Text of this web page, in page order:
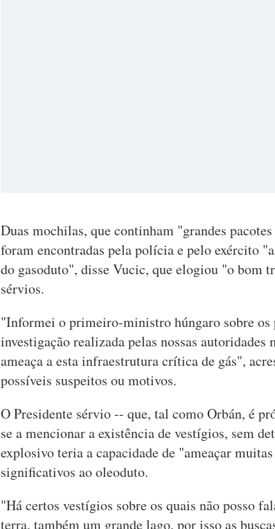
Duas mochilas, que continham "grandes
foram encontradas pela polícia e pelo exército
do gasoduto", disse Vucic, que elogiou "o bom
sérvios.
"Informei o primeiro-ministro húngaro sobre os
investigação realizada pelas nossas
ameaça a esta infraestrutura crítica de gás",
possíveis suspeitos ou motivos.
O Presidente sérvio -- que, tal como Orbán, é
se a mencionar a existência de vestígios, sem
explosivo teria a capacidade de "ameaçar
significativos ao oleoduto.
"Há certos vestígios sobre os quais não posso
terra, também um grande lago, por isso as